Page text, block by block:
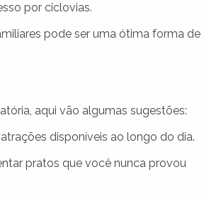
por ciclovias.
pode ser uma ótima forma de
aqui vão algumas sugestões:
disponíveis ao longo do dia.
pratos que você nunca provou